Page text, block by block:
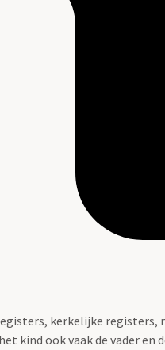
kerkelijke registers,
kind ook vaak de vader en